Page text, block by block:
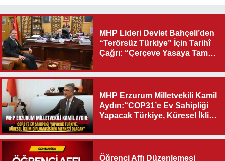
MHP Lideri Devlet Bahçeli’den
“Terörsüz Türkiye” İçin Tarihî
Çağrı: “Çerçeve Yasaya Tam
MHP Erzurum Milletvekili Kamil
Aydın:“COP31’e Ev Sahipliği
Yapacak Türkiye, Küresel İklim
Olacak"
Öğrenci Affı Düzenlemesi